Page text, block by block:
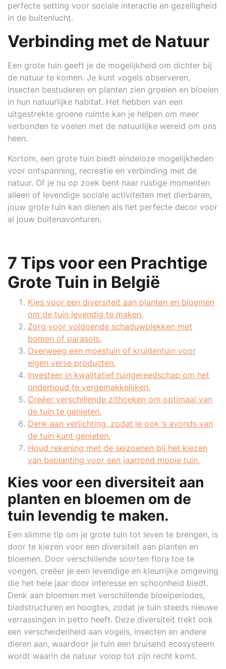
perfecte setting voor sociale interactie en gezelligheid
in de buitenlucht.
Verbinding met de Natuur
Een grote tuin geeft je de mogelijkheid om dichter bij
de natuur te komen. Je kunt vogels observeren,
insecten bestuderen en planten zien groeien en bloeien
in hun natuurlijke habitat. Het hebben van een
uitgestrekte groene ruimte kan je helpen om meer
verbonden te voelen met de natuurlijke wereld om ons
heen.
Kortom, een grote tuin biedt eindeloze mogelijkheden
voor ontspanning, recreatie en verbinding met de
natuur. Of je nu op zoek bent naar rustige momenten
alleen of levendige sociale activiteiten met dierbaren,
jouw grote tuin kan dienen als het perfecte decor voor
al jouw buitenavonturen.
7 Tips voor een Prachtige
Grote Tuin in België
Kies voor een diversiteit aan planten en bloemen
om de tuin levendig te maken.
Zorg voor voldoende schaduwplekken met
bomen of parasols.
Overweeg een moestuin of kruidentuin voor
eigen verse producten.
Investeer in kwalitatief tuingereedschap om het
onderhoud te vergemakkelijken.
Creëer verschillende zithoeken om optimaal van
de tuin te genieten.
Denk aan verlichting, zodat je ook ’s avonds van
de tuin kunt genieten.
Houd rekening met de seizoenen bij het kiezen
van beplanting voor een jaarrond mooie tuin.
Kies voor een diversiteit aan
planten en bloemen om de
tuin levendig te maken.
Een slimme tip om je grote tuin tot leven te brengen, is
door te kiezen voor een diversiteit aan planten en
bloemen. Door verschillende soorten flora toe te
voegen, creëer je een levendige en kleurrijke omgeving
die het hele jaar door interesse en schoonheid biedt.
Denk aan bloemen met verschillende bloeiperiodes,
bladstructuren en hoogtes, zodat je tuin steeds nieuwe
verrassingen in petto heeft. Deze diversiteit trekt ook
een verscheidenheid aan vogels, insecten en andere
dieren aan, waardoor je tuin een bruisend ecosysteem
wordt waarin de natuur volop tot zijn recht komt.